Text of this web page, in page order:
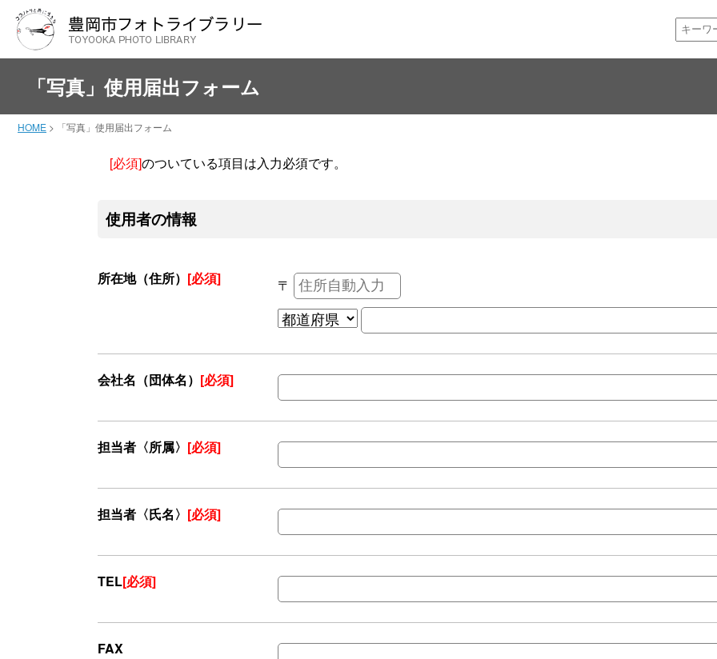
「写真」使用届出フォーム
HOME > 「写真」使用届出フォーム
[必須]のついている項目は入力必須です。
使用者の情報
所在地（住所） [必須] 〒
会社名（団体名） [必須]
担当者〈所属〉 [必須]
担当者〈氏名〉 [必須]
TEL[必須]
FAX